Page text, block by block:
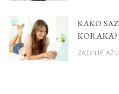
KAKO
KORAKA?
ZADNJE